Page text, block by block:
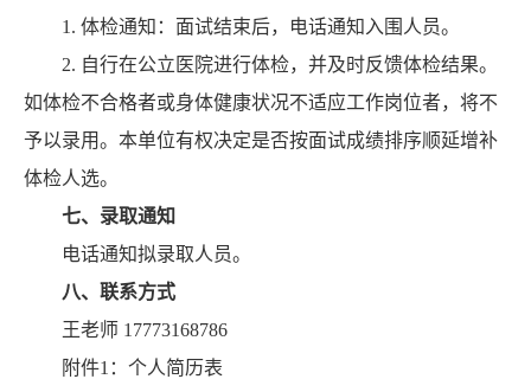
1. 体检通知：面试结束后，电话通知入围人员。
2. 自行在公立医院进行体检，并及时反馈体检结果。
如体检不合格者或身体健康状况不适应工作岗位者，将不
予以录用。本单位有权决定是否按面试成绩排序顺延增补
体检人选。
七、录取通知
电话通知拟录取人员。
八、联系方式
王老师 17773168786
附件1：个人简历表